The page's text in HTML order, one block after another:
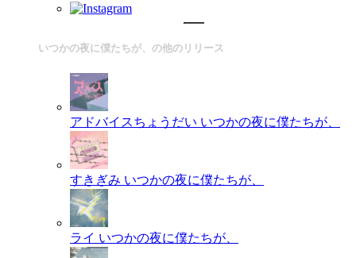
いつかの夜に僕たちが、の他のリリース
アドバイスちょうだい いつかの夜に僕たちが、
すきぎみ いつかの夜に僕たちが、
ライ いつかの夜に僕たちが、